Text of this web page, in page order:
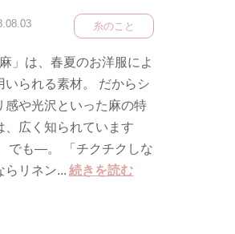
糸のこと
」は、春夏のお洋服によ
いられる素材。 だからシ
感や光沢といった麻の特
、広く知られています
でも―。 「チクチクしな
らリネン... 続きを読む